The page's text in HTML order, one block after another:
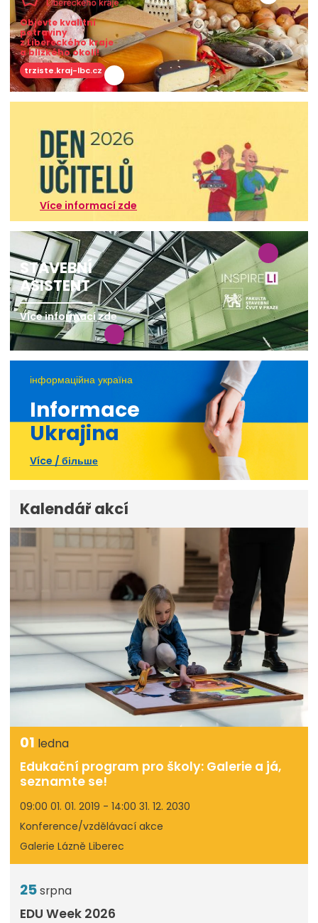
Objevte kvalitní
potraviny
z Libereckého kraje
a blízkého okolí!
trziste.kraj-lbc.cz
Více informací zde
STAVEBNÍ
ASISTENT
Více informací zde
інформаційна україна
Informace
Ukrajina
Více / більше
Kalendář akcí
01 ledna
Edukační program pro školy: Galerie a já,
seznamte se!
09:00 01. 01. 2019 - 14:00 31. 12. 2030
Konference/vzdělávací akce
Galerie Lázně Liberec
25srpna
EDU Week 2026